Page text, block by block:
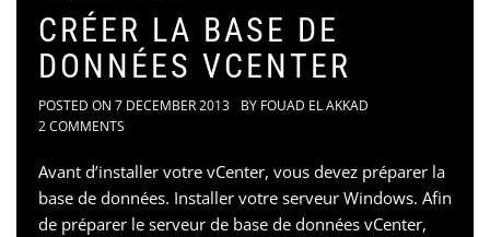
CRÉER LA BASE DE
DONNÉES VCENTER
POSTED ON 7 DECEMBER 2013 BY FOUAD EL AKKAD
2 COMMENTS
Avant d’installer votre vCenter, vous devez préparer la
base de données. Installer votre serveur Windows. Afin
de préparer le serveur de base de données vCenter,